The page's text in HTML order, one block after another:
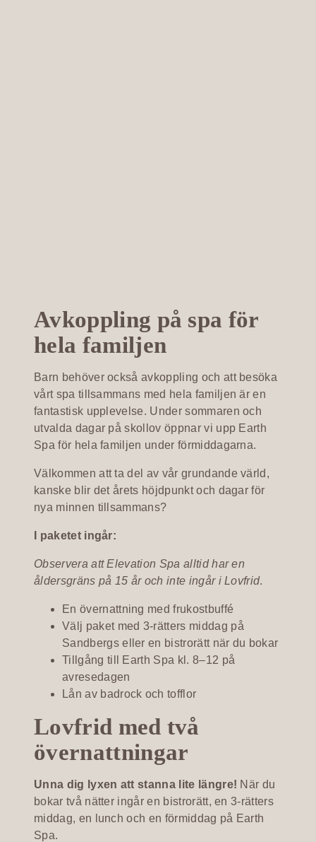
Avkoppling på spa för
hela familjen
Barn behöver också avkoppling och att besöka
vårt spa tillsammans med hela familjen är en
fantastisk upplevelse. Under sommaren och
utvalda dagar på skollov öppnar vi upp Earth
Spa för hela familjen under förmiddagarna.
Välkommen att ta del av vår grundande värld,
kanske blir det årets höjdpunkt och dagar för
nya minnen tillsammans?
I paketet ingår:
Observera att Elevation Spa alltid har en
åldersgräns på 15 år och inte ingår i Lovfrid.
En övernattning med frukostbuffé
Välj paket med 3-rätters middag på
Sandbergs eller en bistrorätt när du bokar
Tillgång till Earth Spa kl. 8–12 på
avresedagen
Lån av badrock och tofflor
Lovfrid med två
övernattningar
Unna dig lyxen att stanna lite längre! När du
bokar två nätter ingår en bistrorätt, en 3-rätters
middag, en lunch och en förmiddag på Earth
Spa.